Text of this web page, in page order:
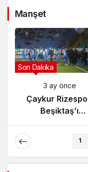
Manşet
Gündem
3 ay önce
Yunanistan’da
Zeybek Tartışması
1